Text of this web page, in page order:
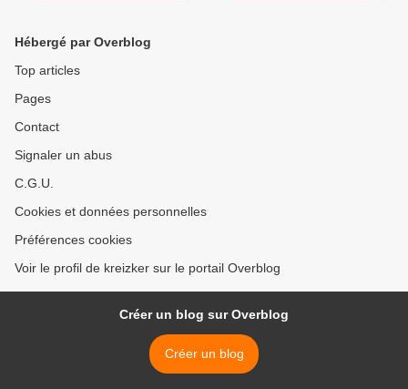
Hébergé par Overblog
Top articles
Pages
Contact
Signaler un abus
C.G.U.
Cookies et données personnelles
Préférences cookies
Voir le profil de kreizker sur le portail Overblog
Créer un blog sur Overblog
Créer un blog